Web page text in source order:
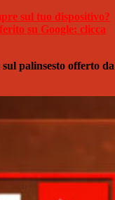
sul tuo dispositivo?
su Google: clicca
palinsesto offerto da